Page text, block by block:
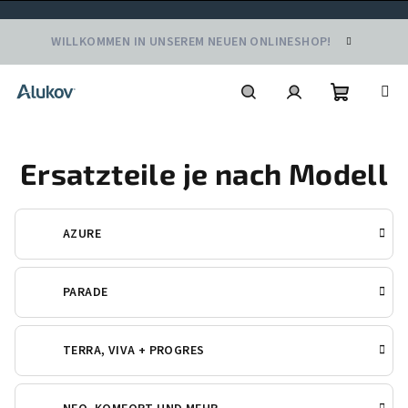
springen
WILLKOMMEN IN UNSEREM NEUEN ONLINESHOP!
Ersatzteile je nach Modell
AZURE
PARADE
TERRA, VIVA + PROGRES